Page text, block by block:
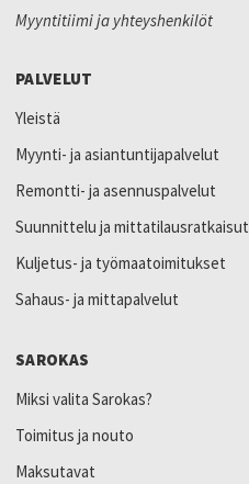
Myyntitiimi ja yhteyshenkilöt
PALVELUT
Yleistä
Myynti- ja asiantuntijapalvelut
Remontti- ja asennuspalvelut
Suunnittelu ja mittatilausratkaisut
Kuljetus- ja työmaatoimitukset
Sahaus- ja mittapalvelut
SAROKAS
Miksi valita Sarokas?
Toimitus ja nouto
Maksutavat